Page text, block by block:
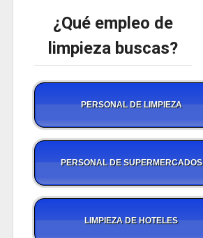
¿Qué empleo de
limpieza buscas?
PERSONAL DE LIMPIEZA
PERSONAL DE SUPERMERCADOS
LIMPIEZA DE HOTELES